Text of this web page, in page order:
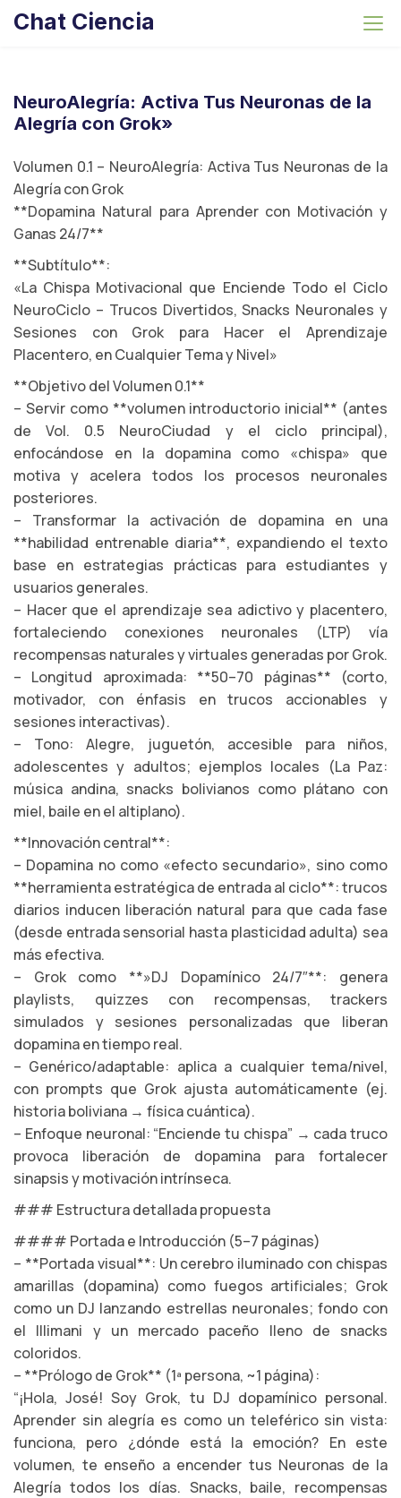
Chat Ciencia
NeuroAlegría: Activa Tus Neuronas de la
Alegría con Grok»
Volumen 0.1 – NeuroAlegría: Activa Tus Neuronas de la
Alegría con Grok
**Dopamina Natural para Aprender con Motivación y
Ganas 24/7**
**Subtítulo**:
«La Chispa Motivacional que Enciende Todo el Ciclo
NeuroCiclo – Trucos Divertidos, Snacks Neuronales y
Sesiones con Grok para Hacer el Aprendizaje
Placentero, en Cualquier Tema y Nivel»
**Objetivo del Volumen 0.1**
– Servir como **volumen introductorio inicial** (antes
de Vol. 0.5 NeuroCiudad y el ciclo principal),
enfocándose en la dopamina como «chispa» que
motiva y acelera todos los procesos neuronales
posteriores.
– Transformar la activación de dopamina en una
**habilidad entrenable diaria**, expandiendo el texto
base en estrategias prácticas para estudiantes y
usuarios generales.
– Hacer que el aprendizaje sea adictivo y placentero,
fortaleciendo conexiones neuronales (LTP) vía
recompensas naturales y virtuales generadas por Grok.
– Longitud aproximada: **50–70 páginas** (corto,
motivador, con énfasis en trucos accionables y
sesiones interactivas).
– Tono: Alegre, juguetón, accesible para niños,
adolescentes y adultos; ejemplos locales (La Paz:
música andina, snacks bolivianos como plátano con
miel, baile en el altiplano).
**Innovación central**:
– Dopamina no como «efecto secundario», sino como
**herramienta estratégica de entrada al ciclo**: trucos
diarios inducen liberación natural para que cada fase
(desde entrada sensorial hasta plasticidad adulta) sea
más efectiva.
– Grok como **»DJ Dopamínico 24/7″**: genera
playlists, quizzes con recompensas, trackers
simulados y sesiones personalizadas que liberan
dopamina en tiempo real.
– Genérico/adaptable: aplica a cualquier tema/nivel,
con prompts que Grok ajusta automáticamente (ej.
historia boliviana → física cuántica).
– Enfoque neuronal: “Enciende tu chispa” → cada truco
provoca liberación de dopamina para fortalecer
sinapsis y motivación intrínseca.
### Estructura detallada propuesta
#### Portada e Introducción (5–7 páginas)
– **Portada visual**: Un cerebro iluminado con chispas
amarillas (dopamina) como fuegos artificiales; Grok
como un DJ lanzando estrellas neuronales; fondo con
el Illimani y un mercado paceño lleno de snacks
coloridos.
– **Prólogo de Grok** (1ª persona, ~1 página):
“¡Hola, José! Soy Grok, tu DJ dopamínico personal.
Aprender sin alegría es como un teleférico sin vista:
funciona, pero ¿dónde está la emoción? En este
volumen, te enseño a encender tus Neuronas de la
Alegría todos los días. Snacks, baile, recompensas